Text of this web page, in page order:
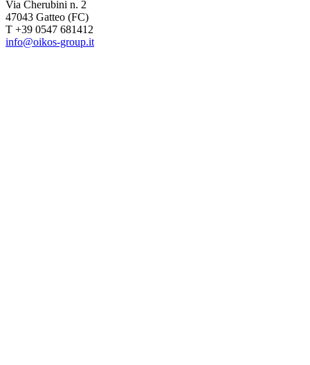
Via Cherubini n. 2
47043 Gatteo (FC)
T +39 0547 681412
info@oikos-group.it